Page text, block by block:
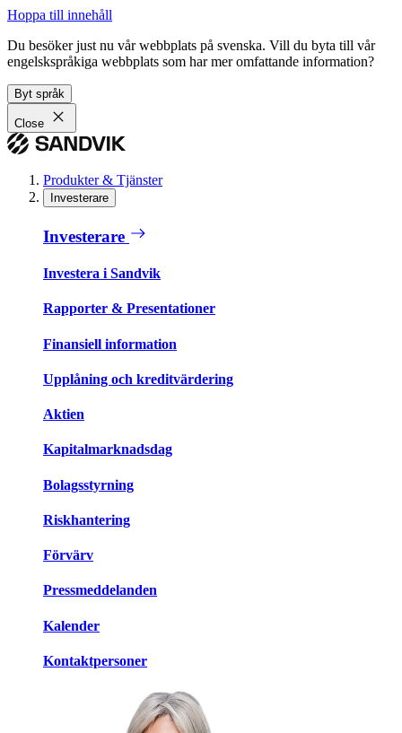
Hoppa till innehåll
Du besöker just nu vår webbplats på svenska. Vill du byta till vår
engelskspråkiga webbplats som har mer omfattande information?
Byt språk
Close
Produkter & Tjänster
Investerare
Investerare
Investera i Sandvik
Rapporter & Presentationer
Finansiell information
Upplåning och kreditvärdering
Aktien
Kapitalmarknadsdag
Bolagsstyrning
Riskhantering
Förvärv
Pressmeddelanden
Kalender
Kontaktpersoner